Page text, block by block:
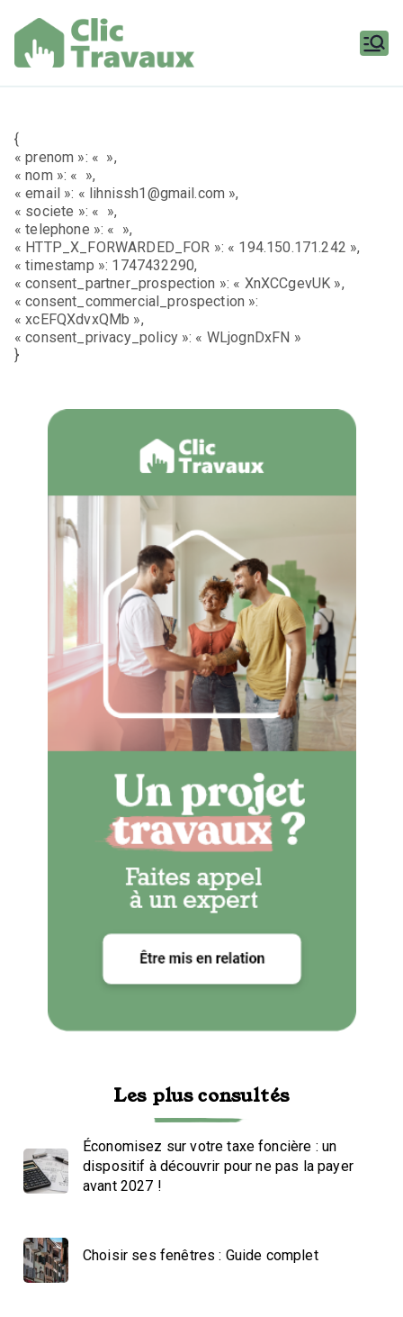
contenu
{
« prenom »: « »,
« nom »: « »,
« email »: « lihnissh1@gmail.com »,
« societe »: « »,
« telephone »: « »,
« HTTP_X_FORWARDED_FOR »: « 194.150.171.242 »,
« timestamp »: 1747432290,
« consent_partner_prospection »: « XnXCCgevUK »,
« consent_commercial_prospection »:
« xcEFQXdvxQMb »,
« consent_privacy_policy »: « WLjognDxFN »
}
Les plus consultés
Économisez sur votre taxe foncière : un
dispositif à découvrir pour ne pas la payer
avant 2027 !
Choisir ses fenêtres : Guide complet